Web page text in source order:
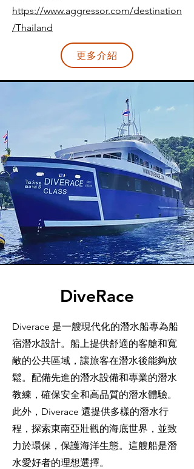
https://www.aggressor.com/destination
/Thailand
更多介紹
DiveRace
Diverace 是一艘現代化的潛水船專為船
宿潛水設計。船上提供舒適的客艙和寬
敞的公共區域，讓旅客在潛水後能夠放
鬆。配備先進的潛水設備和專業的潛水
教練，確保安全和高品質的潛水體驗。
此外，Diverace 還提供多樣的潛水行
程，探索東南亞壯觀的海底世界，並致
力於環保，保護海洋生態。這艘船是潛
水愛好者的理想選擇。